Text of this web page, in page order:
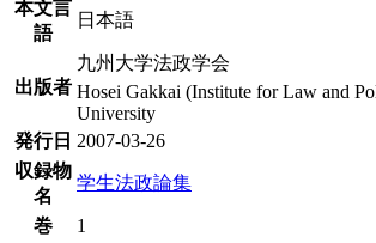
本文言
語
日本語
出版者
九州大学法政学会
Hosei Gakkai (Institute for Law and
University
発行日 2007-03-26
収録物
名
学生法政論集
巻
1